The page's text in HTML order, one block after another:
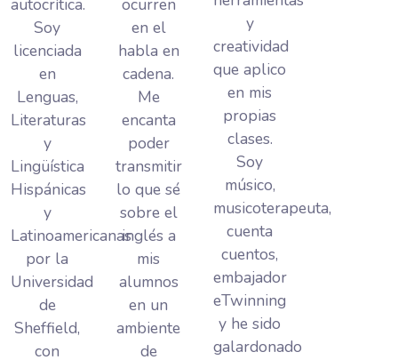
autocrítica.
Soy
licenciada
en
Lenguas,
Literaturas
y
Lingüística
Hispánicas
y
Latinoamericanas
por la
Universidad
de
Sheffield,
con
ocurren
en el
habla en
cadena.
Me
encanta
poder
transmitir
lo que sé
sobre el
inglés a
mis
alumnos
en un
ambiente
de
y
creatividad
que aplico
en mis
propias
clases.
Soy
músico,
musicoterapeuta,
cuenta
cuentos,
embajador
eTwinning
y he sido
galardonado